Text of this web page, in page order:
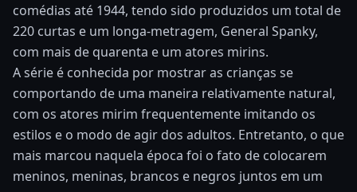
comédias até 1944, tendo sido produzidos um total de
220 curtas e um longa-metragem, General Spanky,
com mais de quarenta e um atores mirins.
A série é conhecida por mostrar as crianças se
comportando de uma maneira relativamente natural,
com os atores mirim frequentemente imitando os
estilos e o modo de agir dos adultos. Entretanto, o que
mais marcou naquela época foi o fato de colocarem
meninos, meninas, brancos e negros juntos em um